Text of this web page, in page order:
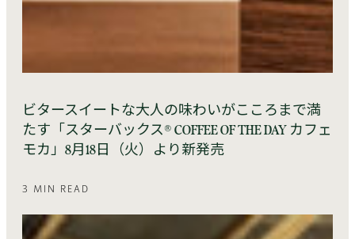
ビタースイートな大人の味わいがこころまで満
たす「スターバックス® COFFEE OF THE DAY カフェ
モカ」8月18日（火）より新発売
3 MIN READ